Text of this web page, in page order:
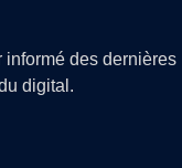
informé des dernières
digital.